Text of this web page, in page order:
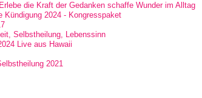
die Kraft der Gedanken schaffe Wunder im Alltag
Kündigung 2024 - Kongresspaket
Selbstheilung, Lebenssinn
Live aus Hawaii
2021